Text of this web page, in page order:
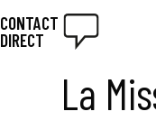
CONTACT
DIRECT
La